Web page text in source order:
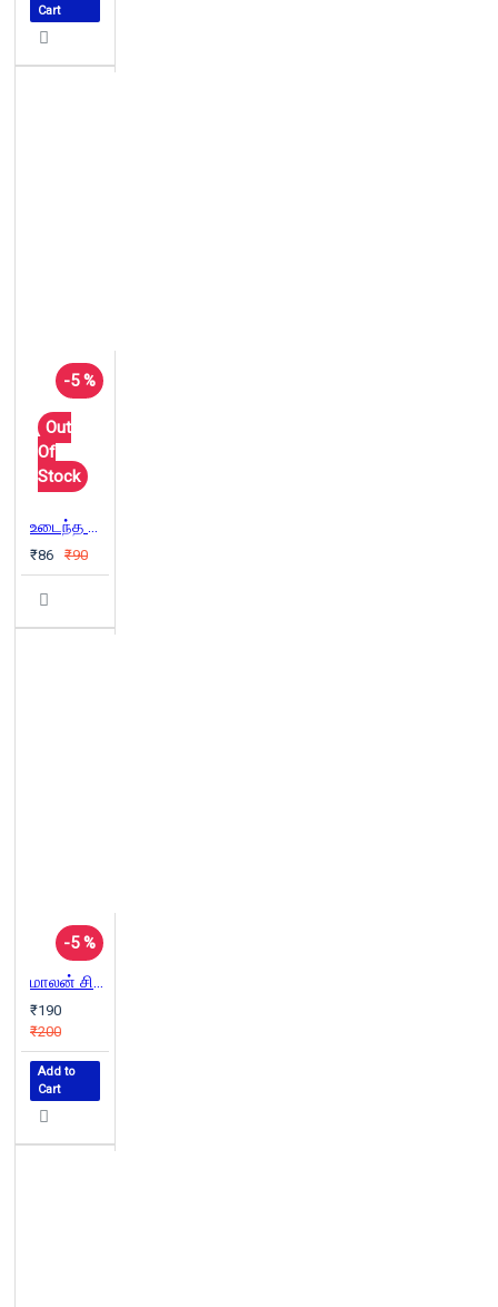
Cart
-5 %
Out
Of
Stock
உடைந்த வாளும் வண்டி இழுக்கும் குதிரைகளும்
₹86 ₹90
-5 %
மாலன் சிறுகதைகள்
₹190
₹200
Add to
Cart